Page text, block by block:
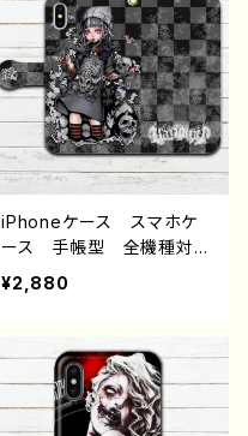
女子 iPhone15/14/13/12/
11 AQUOS sense 4 5 6
Xperia Googlepixel
Galaxy Android ア
ンドロイド ケース 個性
的 おすすめ 黒髪 ボブ
ヘア ショートカット フー
ド 人気 イラストレータ
ー 絵師 クリエイター
オリジナル デザイン グッ
作：みふる
iPhoneケース スマホケ
ース 手帳型 全機種対
応 イラスト 可愛い 男
の子娘 おしゃれ服 エモ
ズ 高校生 男子 iPh
one17/16/15/14/13 AQU
OS Xperia Googlepix
el Galaxy Android
¥2,880